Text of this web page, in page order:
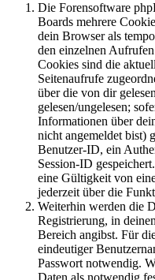
Die Forensoftware
Boards mehrere
dein Browser als
den einzelnen
Cookies sind die
Seitenaufrufe
über die von dir
gelesen/ungelesen;
Informationen über
nicht angemeldet bist)
Benutzer-ID, ein
Session-ID
eine Gültigkeit von
jederzeit über die
Weiterhin werden die
Registrierung, in
Bereich angibst. Für
eindeutiger
Passwort notwendig.